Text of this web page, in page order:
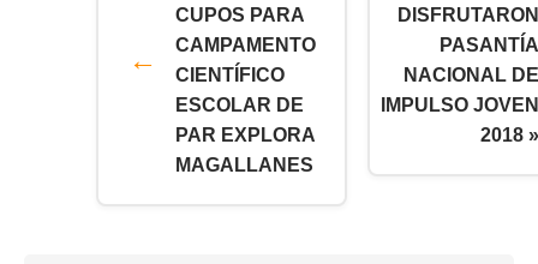
CUPOS PARA
CAMPAMENTO
CIENTÍFICO
ESCOLAR DE
PAR EXPLORA
MAGALLANES
DISFRUTARON
PASANTÍA
NACIONAL DE
IMPULSO JOVEN
2018 »